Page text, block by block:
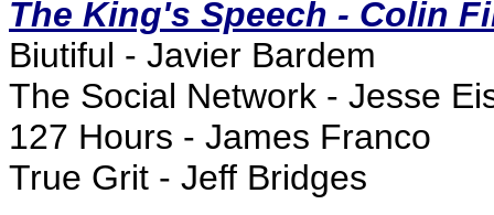
The King's Speech - Colin
Biutiful - Javier Bardem
The Social Network - Jesse
127 Hours - James Franco
True Grit - Jeff Bridges